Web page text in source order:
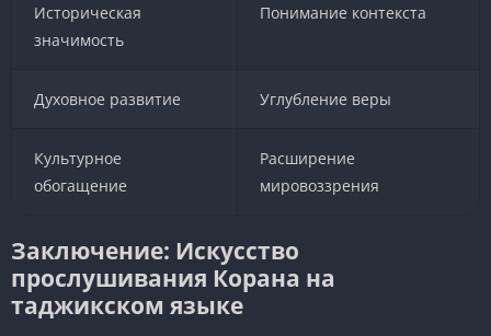
Историческая
значимость
Понимание контекста
Духовное развитие Углубление веры
Культурное
обогащение
Расширение
мировоззрения
Заключение: Искусство
прослушивания Корана на
таджикском языке